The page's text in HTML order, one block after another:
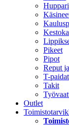
Pikeet
Pipot
Reput
T-paidat
Takit
Outlet